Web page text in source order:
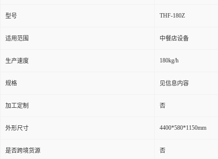
型号 THF-180Z
适用范围 中餐店设备
生产速度 180kg/h
规格 见信息内容
加工定制 否
外形尺寸 4400*580*1150mm
是否跨境货源 否